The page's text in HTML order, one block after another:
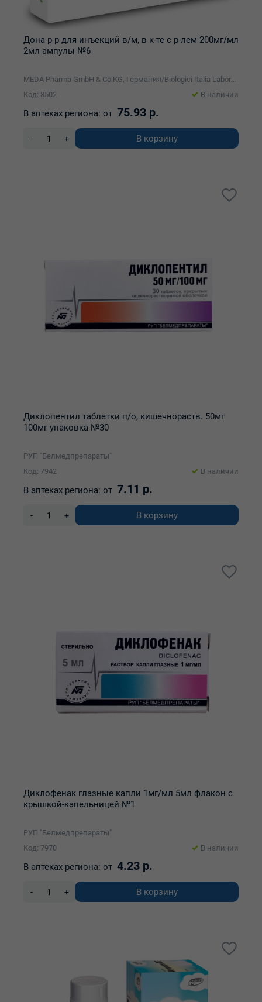
Дона р-р для инъекций в/м, в к-те с р-лем 200мг/мл
2мл ампулы №6
MEDA Pharma GmbH & Co.KG, Германия/Biologici Italia Laboratories S.r.l.
Код: 8502
В наличии
В аптеках региона: от 75.93 р.
- + В корзину
Диклопентил таблетки п/о, кишечнораств. 50мг
100мг упаковка №30
РУП "Белмедпрепараты"
Код: 7942
В наличии
В аптеках региона: от 7.11 р.
- + В корзину
Диклофенак глазные капли 1мг/мл 5мл флакон с
крышкой-капельницей №1
РУП "Белмедпрепараты"
Код: 7970
В наличии
В аптеках региона: от 4.23 р.
- + В корзину